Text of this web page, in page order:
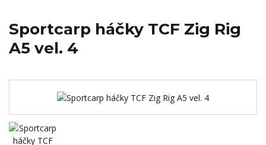
Sportcarp háčky TCF Zig Rig
A5 vel. 4